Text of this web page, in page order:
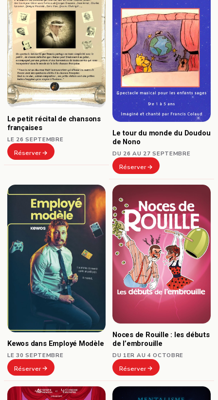
Le petit récital de chansons
françaises
LE 26 SEPTEMBRE
Réserver
Le tour du monde du Doudou
de Nono
DU 26 AU 27 SEPTEMBRE
Réserver
Kewos dans Employé Modèle
LE 30 SEPTEMBRE
Réserver
Noces de Rouille : les débuts
de l’embrouille
DU 1ER AU 4 OCTOBRE
Réserver